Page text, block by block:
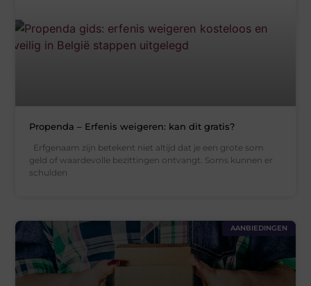
Propenda – Erfenis weigeren: kan dit gratis?
Erfgenaam zijn betekent niet altijd dat je een grote som
geld of waardevolle bezittingen ontvangt. Soms kunnen er
schulden
AANBIEDINGEN